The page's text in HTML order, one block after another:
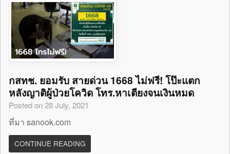
กสทช. ยอมรับ สายด่วน 1668 ไม่ฟรี! โป๊ะแตก
หลังญาติผู้ป่วยโควิด โทร.หาเตียงจนเงินหมด
Posted on 28 July, 2021
ที่มา sanook.com
CONTINUE READING